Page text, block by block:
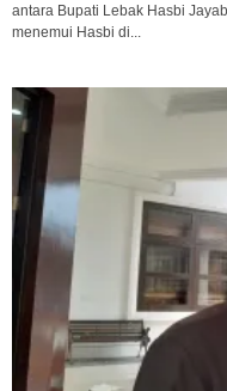
antara Bupati Lebak Hasbi
menemui Hasbi di...